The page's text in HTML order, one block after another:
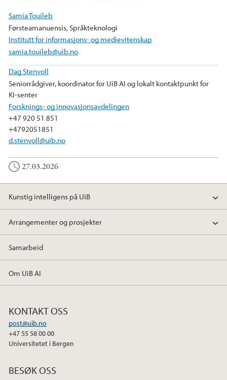
o
o
Samia Touileb
Førsteamanuensis, Språkteknologi
Institutt for informasjons- og medievitenskap
samia.touileb@uib.no
Dag Stenvoll
Seniorrådgiver, koordinator for UiB AI og lokalt kontaktpunkt for
KI-senter
Forsknings- og innovasjonsavdelingen
+47 920 51 851
+4792051851
d.stenvoll@uib.no
27.03.2026
Kunstig intelligens på UiB
Arrangementer og prosjekter
Samarbeid
Om UiB AI
KONTAKT OSS
post@uib.no
+47 55 58 00 00
Universitetet i Bergen
BESØK OSS